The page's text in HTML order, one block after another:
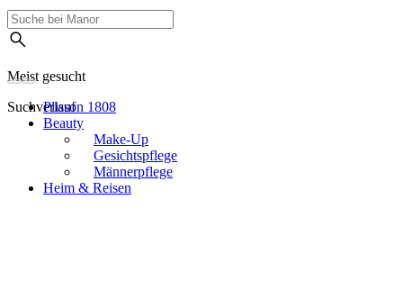
Meist gesucht
SuchverlaufPlisson 1808
Beauty
Make-Up
Gesichtspflege
Männerpflege
Heim & Reisen